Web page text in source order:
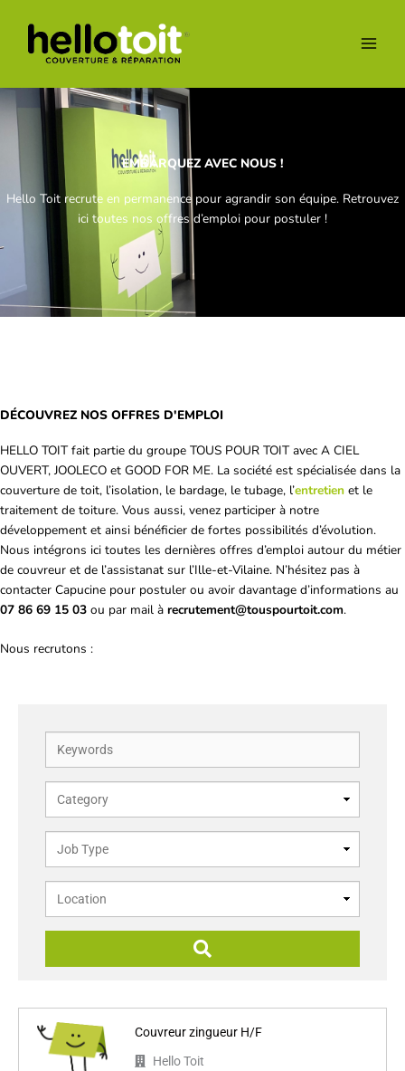
content
EMBARQUEZ AVEC NOUS !
Hello Toit recrute en permanence pour agrandir son équipe. Retrouvez
ici toutes nos offres d’emploi pour postuler !
DÉCOUVREZ NOS OFFRES D'EMPLOI
HELLO TOIT fait partie du groupe TOUS POUR TOIT avec A CIEL
OUVERT, JOOLECO et GOOD FOR ME. La société est spécialisée dans la
couverture de toit, l’isolation, le bardage, le tubage, l’entretien et le
traitement de toiture. Vous aussi, venez participer à notre
développement et ainsi bénéficier de fortes possibilités d’évolution.
Nous intégrons ici toutes les dernières offres d’emploi autour du métier
de couvreur et de l’assistanat sur l’Ille-et-Vilaine. N’hésitez pas à
contacter Capucine pour postuler ou avoir davantage d’informations au
07 86 69 15 03 ou par mail à recrutement@touspourtoit.com.
Nous recrutons :
Couvreur zingueur H/F
Hello Toit